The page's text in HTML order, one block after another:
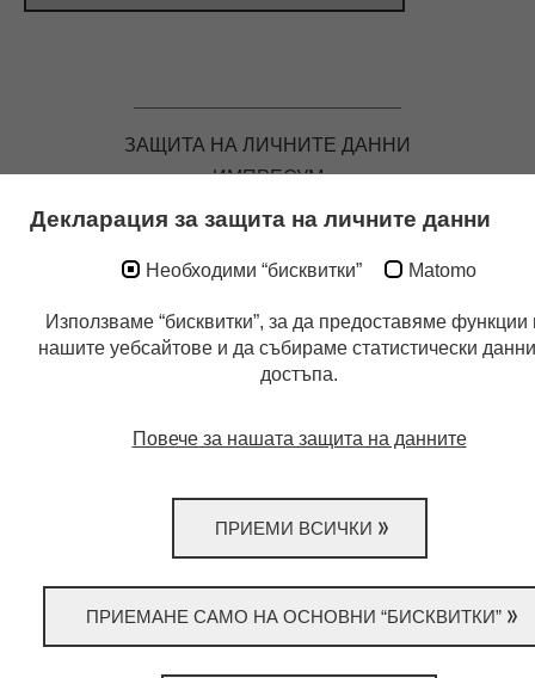
ЗАЩИТА НА ЛИЧНИТЕ ДАННИ
ИМПРЕСУМ
Декларация за защита на личните данни
Необходими “бисквитки” Matomo
Използваме “бисквитки”, за да предоставяме функции
нашите уебсайтове и да събираме статистически
достъпа.
Повече за нашата защита на данните
ПРИЕМИ ВСИЧКИ
ПРИЕМАНЕ САМО НА ОСНОВНИ “БИСКВИТКИ”